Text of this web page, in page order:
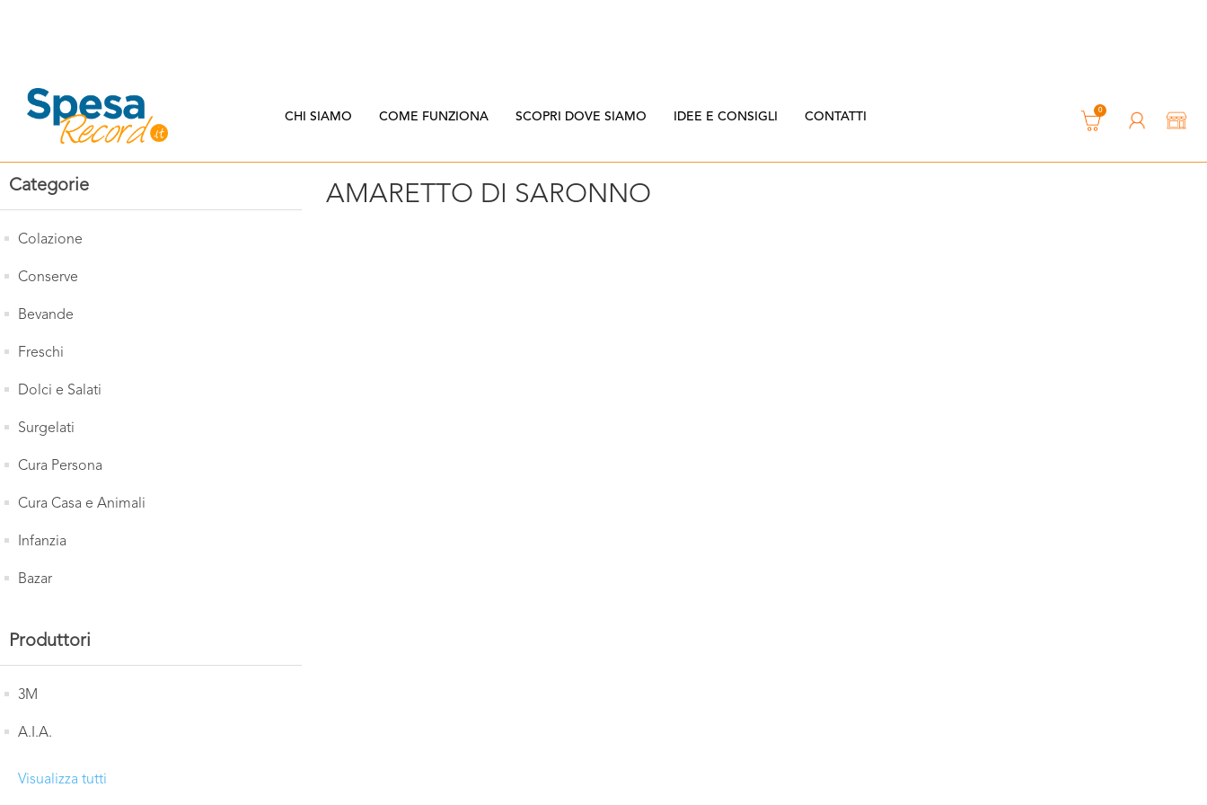
CHI SIAMO COME FUNZIONA SCOPRI DOVE SIAMO IDEE E CONSIGLI CONTATTI 0
Categorie
Colazione
Conserve
Bevande
Freschi
Dolci e Salati
Surgelati
Cura Persona
Cura Casa e Animali
Infanzia
Bazar
Produttori
3M
A.I.A.
Visualizza tutti
AMARETTO DI SARONNO